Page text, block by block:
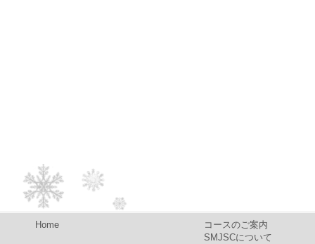
Home
コースのご案内
SMJSCについて